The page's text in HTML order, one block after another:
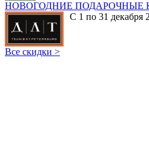
НОВОГОДНИЕ ПОДАРОЧНЫЕ
С 1 по 31 декабря
Все скидки >